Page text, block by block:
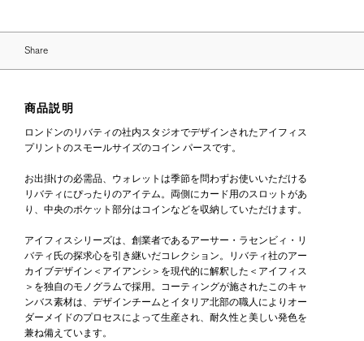
Share
商品説明
ロンドンのリバティの社内スタジオでデザインされたアイフィス
プリントのスモールサイズのコイン パースです。
お出掛けの必需品、ウォレットは季節を問わずお使いいただける
リバティにぴったりのアイテム。両側にカード用のスロットがあ
り、中央のポケット部分はコインなどを収納していただけます。
アイフィスシリーズは、創業者であるアーサー・ラセンビィ・リ
バティ氏の探求心を引き継いだコレクション。リバティ社のアー
カイブデザイン＜アイアンシ＞を現代的に解釈した＜アイフィス
＞を独自のモノグラムで採用。コーティングが施されたこのキャ
ンバス素材は、デザインチームとイタリア北部の職人によりオー
ダーメイドのプロセスによって生産され、耐久性と美しい発色を
兼ね備えています。